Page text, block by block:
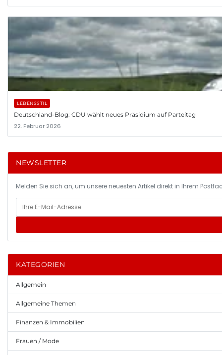
LEBENSSTIL
Deutschland-Blog: CDU wählt neues Präsidium auf Parteitag
22. Februar 2026
NEWSLETTER
Melden Sie sich an, um unsere neuesten Artikel direkt in Ihrem
KATEGORIEN
Allgemein
Allgemeine Themen
Finanzen & Immobilien
Frauen / Mode